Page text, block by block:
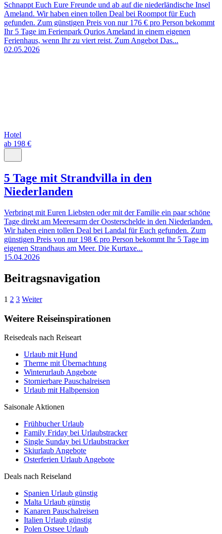
Schnappt Euch Eure Freunde und ab auf die niederländische Insel
Ameland. Wir haben einen tollen Deal bei Roompot für Euch
gefunden. Zum günstigen Preis von nur 176 € pro Person bekommt
Ihr 5 Tage im Ferienpark Qurios Ameland in einem eigenen
Ferienhaus, wenn Ihr zu viert reist. Zum Angebot Das...
02.05.2026
Hotel
ab 198 €
5 Tage mit Strandvilla in den
Niederlanden
Verbringt mit Euren Liebsten oder mit der Familie ein paar schöne
Tage direkt am Meeresarm der Oosterschelde in den Niederlanden.
Wir haben einen tollen Deal bei Landal für Euch gefunden. Zum
günstigen Preis von nur 198 € pro Person bekommt Ihr 5 Tage im
eigenen Strandhaus am Meer. Die Kurtaxe...
15.04.2026
Beitragsnavigation
1 2 3 Weiter
Weitere Reiseinspirationen
Reisedeals nach Reiseart
Urlaub mit Hund
Therme mit Übernachtung
Winterurlaub Angebote
Stornierbare Pauschalreisen
Urlaub mit Halbpension
Saisonale Aktionen
Frühbucher Urlaub
Family Friday bei Urlaubstracker
Single Sunday bei Urlaubstracker
Skiurlaub Angebote
Osterferien Urlaub Angebote
Deals nach Reiseland
Spanien Urlaub günstig
Malta Urlaub günstig
Kanaren Pauschalreisen
Italien Urlaub günstig
Polen Ostsee Urlaub